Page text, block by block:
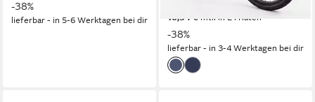
-38%
lieferbar - in 5-6 Werktagen bei dir
529,00 €
16,34 € mtl. in 24 Raten
-38%
lieferbar - in 3-4 Werktagen bei dir